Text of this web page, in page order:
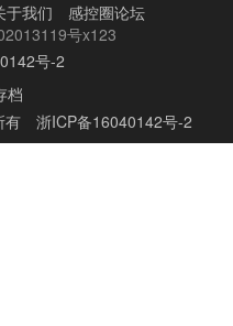
于我们
感控圈论坛
号x123
号-2
档
有 浙ICP备16040142号-2